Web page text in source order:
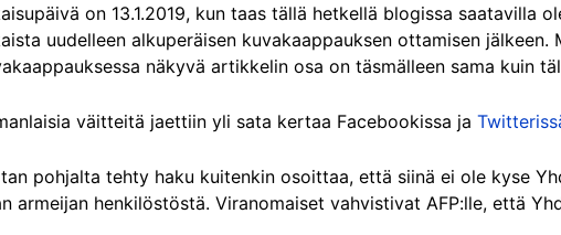
on 13.1.2019, kun taas tällä hetkellä blogissa saatavilla
uudelleen alkuperäisen kuvakaappauksen ottamisen jälkeen.
näkyvä artikkelin osa on täsmälleen sama kuin
väitteitä jaettiin yli sata kertaa Facebookissa ja
pohjalta tehty haku kuitenkin osoittaa, että siinä ei ole kyse
armeijan henkilöstöstä. Viranomaiset vahvistivat AFP:lle, että